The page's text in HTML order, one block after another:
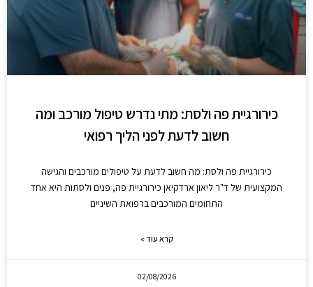
כירורגיית פה ולסת: מתי נדרש טיפול מורכב ומה
חשוב לדעת לפני הליך רפואי
כירורגיית פה ולסת: מה חשוב לדעת על טיפולים מורכבים והגישה
המקצועית של ד"ר ליאון ארדקיאן כירורגיית פה, פנים ולסתות היא אחד
התחומים המורכבים ברפואת השיניים
קרא עוד »
02/08/2026